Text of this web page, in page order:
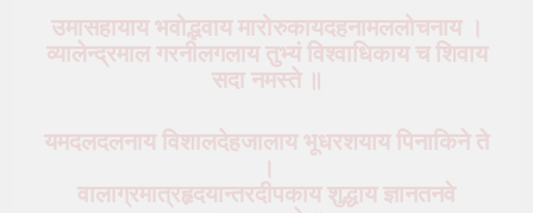
उमासहायाय भवोद्भवाय मारोरुकायदहनामललोचनाय ।
व्यालेन्द्रमाल गरनीलगलाय तुभ्यं विश्वाधिकाय च शिवाय
सदा नमस्ते ॥
यमदलदलनाय विशालदेहजालाय भूधरशयाय पिनाकिने ते
।
वालाग्रमात्रहृदयान्तरदीपकाय शुद्धाय ज्ञानतनवे